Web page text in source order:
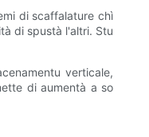
di scaffalature chì
di spustà l'altri. Stu
verticale,
di aumentà a so